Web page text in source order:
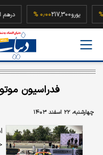
% یورو217,300۰٫۰۰ %
فدراسیون
چهارشنبه، ۲۲ اسفند ۱۴۰۳